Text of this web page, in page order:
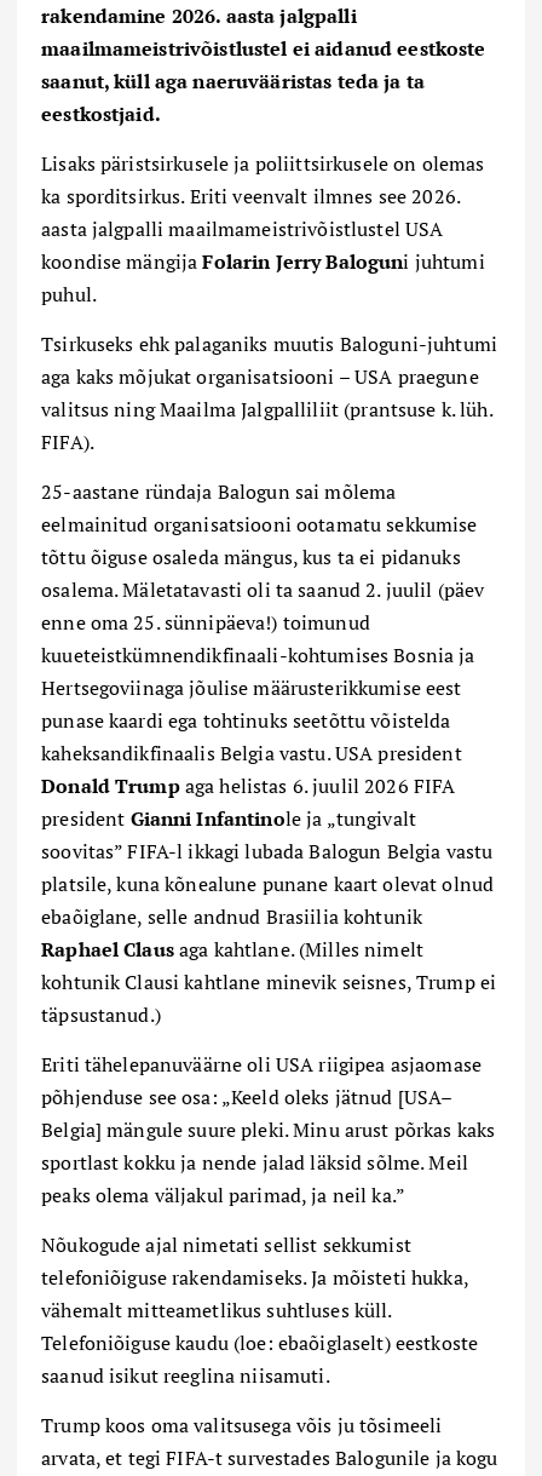
rakendamine 2026. aasta jalgpalli
maailmameistrivõistlustel ei aidanud eestkoste
saanut, küll aga naeruvääristas teda ja ta
eestkostjaid.
Lisaks päristsirkusele ja poliittsirkusele on olemas
ka sporditsirkus. Eriti veenvalt ilmnes see 2026.
aasta jalgpalli maailmameistrivõistlustel USA
koondise mängijaFolarin Jerry Baloguni juhtumi
puhul.
Tsirkuseks ehk palaganiks muutis Baloguni-juhtumi
aga kaks mõjukat organisatsiooni – USA praegune
valitsus ning Maailma Jalgpalliliit (prantsuse k. lüh.
FIFA).
25-aastane ründaja Balogun sai mõlema
eelmainitud organisatsiooni ootamatu sekkumise
tõttu õiguse osaleda mängus, kus ta ei pidanuks
osalema. Mäletatavasti oli ta saanud 2. juulil (päev
enne oma 25. sünnipäeva!) toimunud
kuueteistkümnendikfinaali-kohtumises Bosnia ja
Hertsegoviinaga jõulise määrusterikkumise eest
punase kaardi ega tohtinuksseetõttu võistelda
kaheksandikfinaalis Belgia vastu. USA president
Donald Trumpaga helistas 6. juulil 2026 FIFA
president Gianni Infantinole ja „tungivalt
soovitas” FIFA-l ikkagi lubada Balogun Belgia vastu
platsile, kuna kõnealune punane kaart olevat olnud
ebaõiglane, selle andnud Brasiilia kohtunik
Raphael Clausaga kahtlane. (Milles nimelt
kohtunik Clausi kahtlane minevik seisnes, Trump ei
täpsustanud.)
Eriti tähelepanuväärne oli USA riigipea asjaomase
põhjenduse see osa: „Keeld oleks jätnud [USA–
Belgia] mängule suure pleki. Minu arust põrkas kaks
sportlast kokku ja nende jalad läksid sõlme. Meil
peaks olema väljakul parimad, ja neil ka.”
Nõukogude ajal nimetati sellist sekkumist
telefoniõiguse rakendamiseks. Ja mõisteti hukka,
vähemalt mitteametlikus suhtluses küll.
Telefoniõiguse kaudu (loe: ebaõiglaselt) eestkoste
saanud isikut reeglina niisamuti.
Trump koos oma valitsusega võis ju tõsimeeli
arvata, et tegi FIFA-t survestades Balogunile ja kogu